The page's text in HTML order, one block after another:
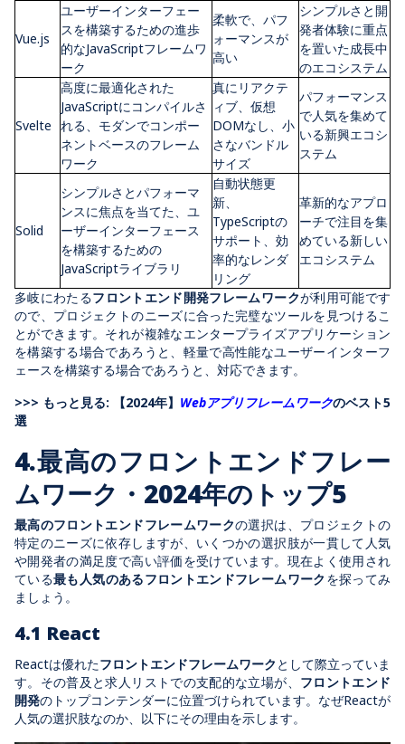
Vue.js
ユーザーインターフェー
スを構築するための進歩
的なJavaScriptフレームワ
ーク
柔軟で、パフ
ォーマンスが
高い
シンプルさと開
発者体験に重点
を置いた成長中
のエコシステム
Svelte
高度に最適化された
JavaScriptにコンパイルさ
れる、モダンでコンポー
ネントベースのフレーム
ワーク
真にリアクテ
ィブ、仮想
DOMなし、小
さなバンドル
サイズ
パフォーマンス
で人気を集めて
いる新興エコシ
ステム
Solid
シンプルさとパフォーマ
ンスに焦点を当てた、ユ
ーザーインターフェース
を構築するための
JavaScriptライブラリ
自動状態更
新、
TypeScriptの
サポート、効
率的なレンダ
リング
革新的なアプロ
ーチで注目を集
めている新しい
エコシステム
多岐にわたるフロントエンド開発フレームワークが利用可能です
ので、プロジェクトのニーズに合った完璧なツールを見つけるこ
とができます。それが複雑なエンタープライズアプリケーション
を構築する場合であろうと、軽量で高性能なユーザーインターフ
ェースを構築する場合であろうと、対応できます。
>>> もっと見る: 【2024年】 Webアプリフレームワークのベスト5
選
4.最高のフロントエンドフレー
ムワーク・ 2024年のトップ5
最高のフロントエンドフレームワークの選択は、プロジェクトの
特定のニーズに依存しますが、いくつかの選択肢が一貫して人気
や開発者の満足度で高い評価を受けています。現在よく使用され
ている最も人気のあるフロントエンドフレームワーク を探ってみ
ましょう。
4.1 React
Reactは優れたフロントエンドフレームワーク として際立っていま
す。その普及と求人リストでの支配的な立場が、 フロントエンド
開発のトップコンテンダーに位置づけられています。なぜReactが
人気の選択肢なのか、以下にその理由を示します。